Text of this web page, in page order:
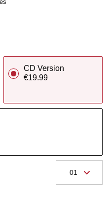
CD Version
€19.99